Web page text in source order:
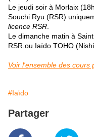
Le jeudi soir à Morlaix
Souchi Ryu (RSR)
licence RSR
Le dimanche matin à
RSR.ou Iaïdo TOHO
Voir l'ensemble des cours
#Iaïdo
Partager